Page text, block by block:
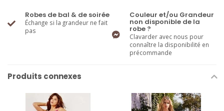
Robes de bal & de soirée
Échange si la grandeur ne fait
pas
Couleur et/ou Grandeur
non disponible de la
robe ?
Clavarder avec nous pour
connaître la disponibilité en
précommande
Produits connexes